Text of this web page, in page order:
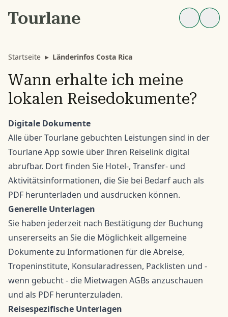
Startseite ▸ Länderinfos Costa Rica
Wann erhalte ich meine
lokalen Reisedokumente?
Digitale Dokumente
Alle über Tourlane gebuchten Leistungen sind in der
Tourlane App sowie über Ihren Reiselink digital
abrufbar. Dort finden Sie Hotel-, Transfer- und
Aktivitätsinformationen, die Sie bei Bedarf auch als
PDF herunterladen und ausdrucken können.
Generelle Unterlagen
Sie haben jederzeit nach Bestätigung der Buchung
unsererseits an Sie die Möglichkeit allgemeine
Dokumente zu Informationen für die Abreise,
Tropeninstitute, Konsularadressen, Packlisten und -
wenn gebucht - die Mietwagen AGBs anzuschauen
und als PDF herunterzuladen.
Reisespezifische Unterlagen